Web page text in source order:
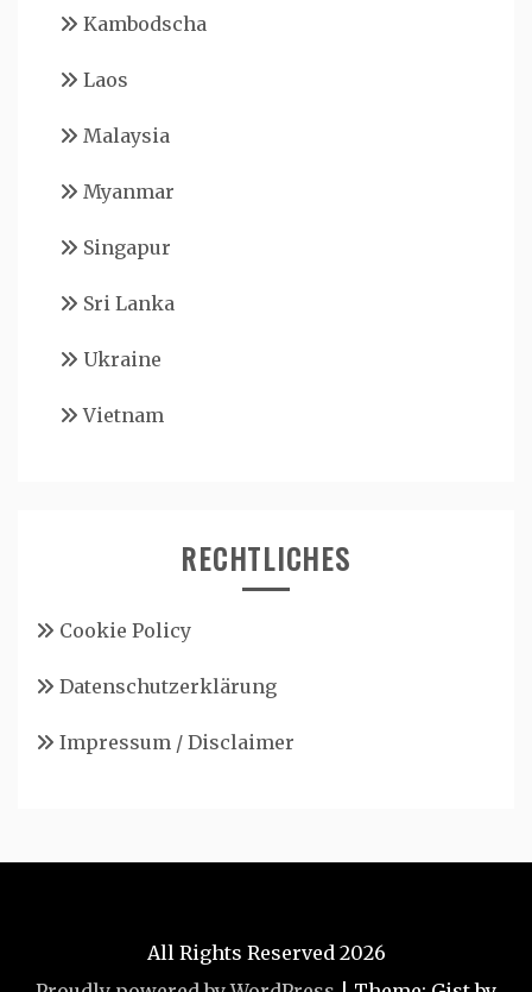
Kambodscha
Laos
Malaysia
Myanmar
Singapur
Sri Lanka
Ukraine
Vietnam
RECHTLICHES
Cookie Policy
Datenschutzerklärung
Impressum / Disclaimer
All Rights Reserved 2026